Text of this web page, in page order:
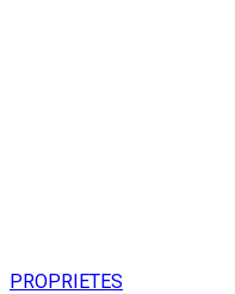
PROPRIETES